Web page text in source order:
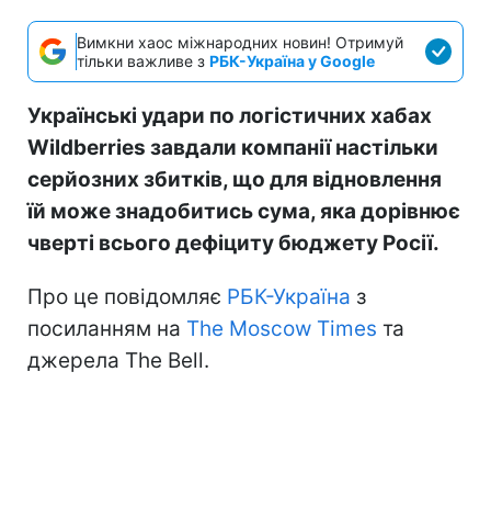
Вимкни хаос міжнародних новин! Отримуй
тільки важливе з РБК-Україна у Google
Українські удари по логістичних хабах
Wildberries завдали компанії настільки
серйозних збитків, що для відновлення
їй може знадобитись сума, яка дорівнює
чверті всього дефіциту бюджету Росії.
Про це повідомляє РБК-Україна з
посиланням на The Moscow Times та
джерела The Bell.